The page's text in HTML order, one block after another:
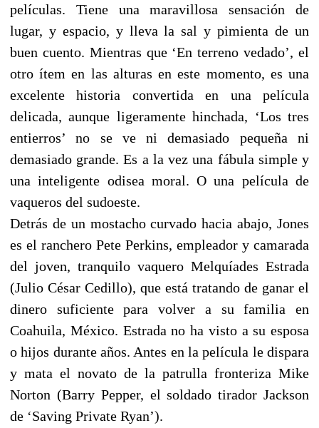
películas. Tiene una maravillosa sensación de
lugar, y espacio, y lleva la sal y pimienta de un
buen cuento. Mientras que ‘En terreno vedado’, el
otro ítem en las alturas en este momento, es una
excelente historia convertida en una película
delicada, aunque ligeramente hinchada, ‘Los tres
entierros’ no se ve ni demasiado pequeña ni
demasiado grande. Es a la vez una fábula simple y
una inteligente odisea moral. O una película de
vaqueros del sudoeste.
Detrás de un mostacho curvado hacia abajo, Jones
es el ranchero Pete Perkins, empleador y camarada
del joven, tranquilo vaquero Melquíades Estrada
(Julio César Cedillo), que está tratando de ganar el
dinero suficiente para volver a su familia en
Coahuila, México. Estrada no ha visto a su esposa
o hijos durante años. Antes en la película le dispara
y mata el novato de la patrulla fronteriza Mike
Norton (Barry Pepper, el soldado tirador Jackson
de ‘Saving Private Ryan’).